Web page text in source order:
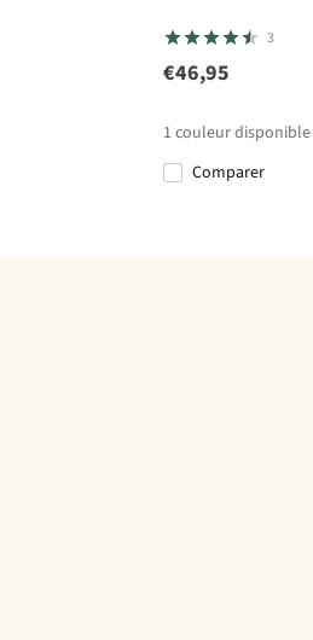
3
€46,95
1 couleur disponible
Comparer